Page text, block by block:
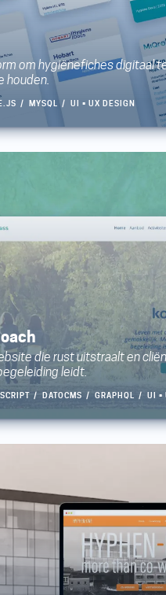
om hygiënefiches digitaal
houden.
MYSQL UI • UX DESIGN
die rust uitstraalt en
leidt.
DATOCMS GRAPHQL UI •